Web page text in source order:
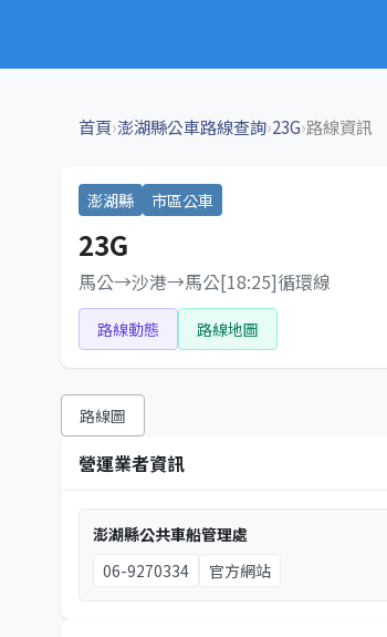
首頁›澎湖縣公車路線查詢›23G›路線資訊
澎湖縣 市區公車
23G
馬公→沙港→馬公[18:25]循環線
路線動態 路線地圖
路線圖
營運業者資訊
澎湖縣公共車船管理處
06-9270334
官方網站